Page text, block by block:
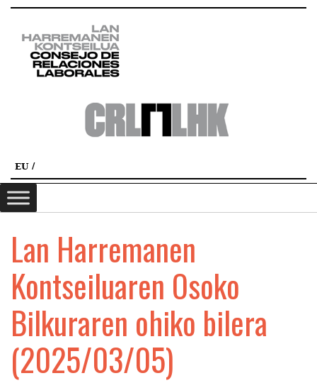
EU
Lan Harremanen
Kontseiluaren Osoko
Bilkuraren ohiko bilera
(2025/03/05)